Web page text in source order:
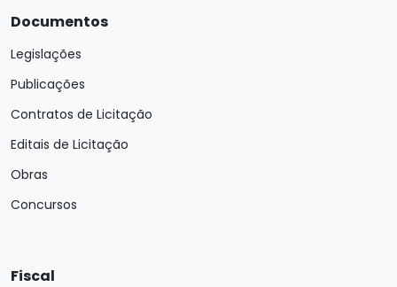
Documentos
Legislações
Publicações
Contratos de Licitação
Editais de Licitação
Obras
Concursos
Fiscal